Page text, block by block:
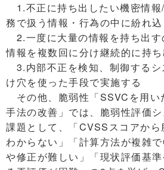
1.不正に持ち出したい機密情報
務で扱う情報・行為の中に紛れ込
2.一度に大量の情報を持ち出す
情報を複数回に分け継続的に持ち
3.内部不正を検知、制御するシ
け穴を使った手段で実施する
その他、脆弱性「SSVCを用い
手法の改善」では、脆弱性評価
課題として、「CVSSスコアか
わからない」「計算方法が複雑
や修正が難しい」「現状評価基